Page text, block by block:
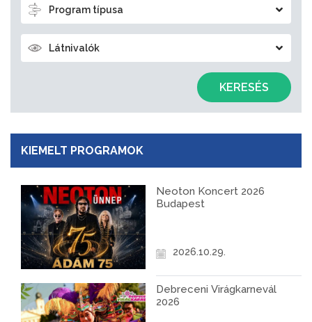
Program típusa
Látnivalók
KERESÉS
KIEMELT PROGRAMOK
Neoton Koncert 2026
Budapest
2026.10.29.
Debreceni Virágkarnevál
2026